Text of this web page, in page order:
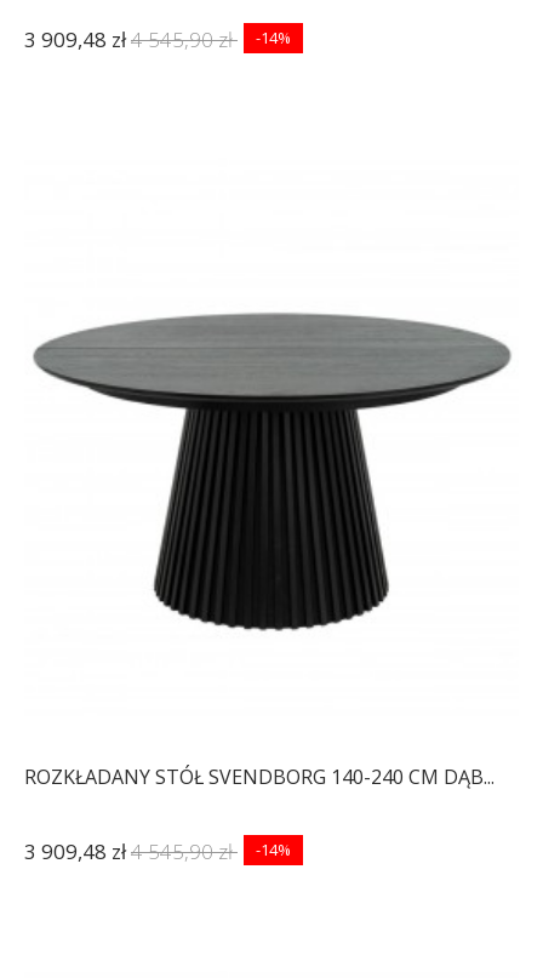
3 909,48 zł4 545,90 zł -14%
ROZKŁADANY STÓŁ SVENDBORG 140-240 CM DĄB...
3 909,48 zł4 545,90 zł -14%